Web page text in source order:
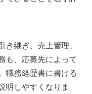
き継ぎ、売上管理、
も、応募先によって
職務経歴書に書ける
明しやすくなりま